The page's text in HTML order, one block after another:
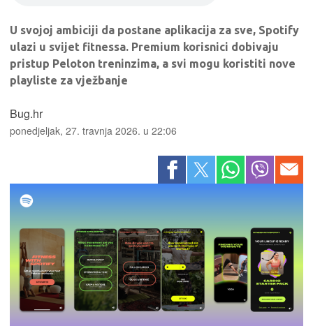
U svojoj ambiciji da postane aplikacija za sve, Spotify
ulazi u svijet fitnessa. Premium korisnici dobivaju
pristup Peloton treninzima, a svi mogu koristiti nove
playliste za vježbanje
Bug.hr
ponedjeljak, 27. travnja 2026. u 22:06